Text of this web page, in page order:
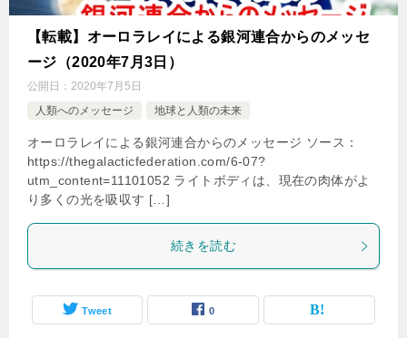
【転載】オーロラレイによる銀河連合からのメッセ
ージ（2020年7月3日）
公開日： 2020年7月5日
人類へのメッセージ
地球と人類の未来
オーロラレイによる銀河連合からのメッセージ ソース：
https://thegalacticfederation.com/6-07?
utm_content=11101052 ライトボディは、現在の肉体がよ
り多くの光を吸収す […]
続きを読む
Tweet 0